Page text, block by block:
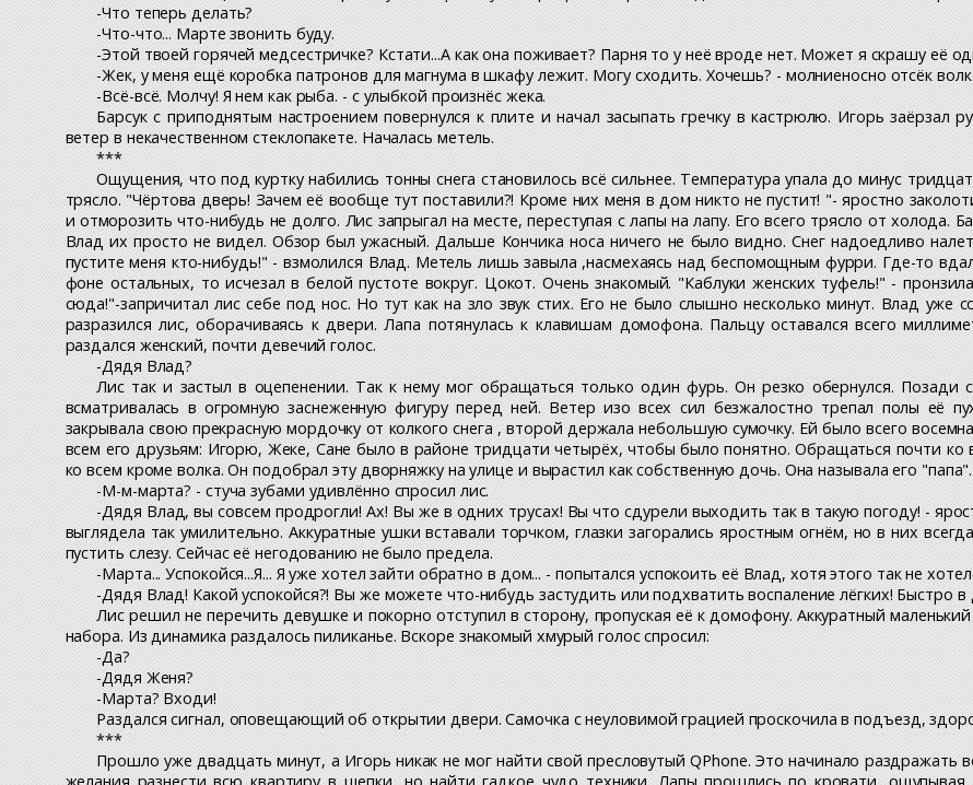
-Что теперь делать?
-Что-что... Марте звонить буду.
-Этой твоей горячей медсестричке? Кстати...А как она поживает? Парня то у неё вроде нет. Может я скрашу её
-Жек, у меня ещё коробка патронов для магнума в шкафу лежит. Могу сходить. Хочешь? - молниеносно отсёк волк.
-Всё-всё. Молчу! Я нем как рыба. - с улыбкой произнёс жека.
Барсук с приподнятым настроением повернулся к плите и начал засыпать гречку в кастрюлю. Игорь
ветер в некачественном стеклопакете. Началась метель.
***
Ощущения, что под куртку набились тонны снега становилось всё сильнее. Температура упала до минус
трясло. "Чёртова дверь! Зачем её вообще тут поставили?! Кроме них меня в дом никто не пустит! "- яростно
и отморозить что-нибудь не долго. Лис запрыгал на месте, переступая с лапы на лапу. Его всего трясло от
Влад их просто не видел. Обзор был ужасный. Дальше Кончика носа ничего не было видно. Снег надоедливо
пустите меня кто-нибудь!" - взмолился Влад. Метель лишь завыла ,насмехаясь над беспомощным фурри. Где-то
фоне остальных, то исчезал в белой пустоте вокруг. Цокот. Очень знакомый. "Каблуки женских туфель!" -
сюда!"-запричитал лис себе под нос. Но тут как на зло звук стих. Его не было слышно несколько минут. Влад уже
разразился лис, оборачиваясь к двери. Лапа потянулась к клавишам домофона. Пальцу оставался всего
раздался женский, почти девечий голос.
-Дядя Влад?
Лис так и застыл в оцепенении. Так к нему мог обращаться только один фурь. Он резко обернулся. Позади
всматривалась в огромную заснеженную фигуру перед ней. Ветер изо всех сил безжалостно трепал полы её
закрывала свою прекрасную мордочку от колкого снега , второй держала небольшую сумочку. Ей было всего
всем его друзьям: Игорю, Жеке, Сане было в районе тридцати четырёх, чтобы было понятно. Обращаться почти
ко всем кроме волка. Он подобрал эту дворняжку на улице и вырастил как собственную дочь. Она называла его "папа".
-М-м-марта? - стуча зубами удивлённо спросил лис.
-Дядя Влад, вы совсем продрогли! Ах! Вы же в одних трусах! Вы что сдурели выходить так в такую погоду! -
выглядела так умилительно. Аккуратные ушки вставали торчком, глазки загорались яростным огнём, но в них
пустить слезу. Сейчас её негодованию не было предела.
-Марта... Успокойся...Я... Я уже хотел зайти обратно в дом... - попытался успокоить её Влад, хотя этого так не
-Дядя Влад! Какой успокойся?! Вы же можете что-нибудь застудить или подхватить воспаление лёгких! Быстро в
Лис решил не перечить девушке и покорно отступил в сторону, пропуская её к домофону. Аккуратный
набора. Из динамика раздалось пиликанье. Вскоре знакомый хмурый голос спросил:
-Да?
-Дядя Женя?
-Марта? Входи!
Раздался сигнал, оповещающий об открытии двери. Самочка с неуловимой грацией проскочила в подъезд,
***
Прошло уже двадцать минут, а Игорь никак не мог найти свой пресловутый QPhone. Это начинало раздражать
желания разнести всю квартиру в щепки, но найти гадкое чудо техники. Лапы прошлись по кровати, ощупывая